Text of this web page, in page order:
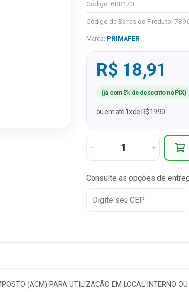
Código: 600170
Código de Barras do Produto:
Marca: PRIMAFER
R$ 18,91
(já com 5% de desconto no PIX)
ou em até 1x de R$ 19,90
Consulte as opções de
(ACM) PARA UTILIZAÇÃO EM LOCAL INTERNO